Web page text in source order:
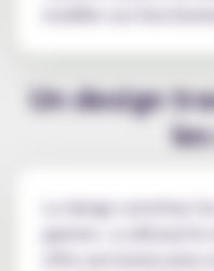
Un design
Le design constitue
gamme. La silhouette
offre une bonne prise